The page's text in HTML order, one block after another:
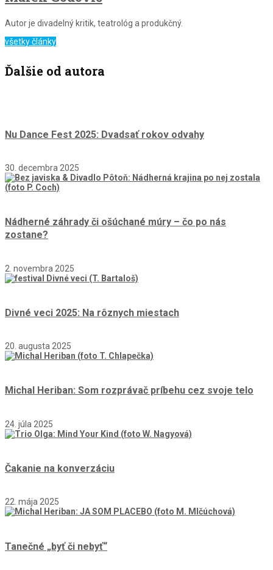
Autor je divadelný kritik, teatrológ a produkčný.
všetky články
Ďalšie od autora
Nu Dance Fest 2025: Dvadsať rokov odvahy
30. decembra 2025
Nádherné záhrady či ošúchané múry – čo po nás
zostane?
2. novembra 2025
Divné veci 2025: Na rôznych miestach
20. augusta 2025
Michal Heriban: Som rozprávač príbehu cez svoje telo
24. júla 2025
Čakanie na konverzáciu
22. mája 2025
Tanečné „byť či nebyť“